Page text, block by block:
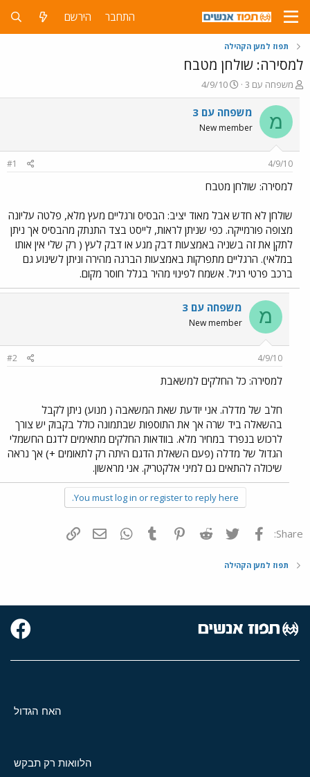
התחבר הירשם
תפוז למען הקהילה
למסירה: שולחן מטבח
פ
ו
ת
ח
ה
ו
ש
א
משפחה עם 3
פ
ו
ר
ם
ר
4/9/10
מ משפחה עם 3
New member
4/9/10
#1
למסירה: שולחן מטבח
שולחן לא חדש אבל מאוד יציב: הבסיס ורגליים מעץ מלא, פלטה עליונה
מצופה פורמייקה. כפי שניתן לראות, לייסט בצד התנתק מהבסיס אך ניתן
לתקן את זה בשניה באמצעות דבק מגע או דבק לעץ ( רק שלי אין אותו
במלאי). הרגליים מתפרקות באמצעות הברגה מהירה וניתן לשינוע גם
ברכב פרטי רגיל. אשמח לפינוי מהיר בגלל חוסר מקום.
מ משפחה עם 3
New member
4/9/10
#2
למסירה: כל החלקים למשאבת
חלב של מדלה. אני יודעת שאת המשאבה ( מנוע) ניתן לקבל
בהשאלה ביד שרה אך את התוספות שבתמונה כולל בקבוק יש צורך
לרכוש בנפרד במחיר מלא. בוודאות החלקים מתאימים לדגם החשמלי
הגדול של מדלה (פעם השאלת הדגם היתה רק לתאומים +) אך נראה
שיכולה להתאים גם למיני אלקטריק. אני מראשון.
You must log in or register to reply here.
Share: פייסבוק Twitter
Reddit
Pinterest
Tumblr
WhatsAppדואר אלקטרוני
תפוז למען הקהילה
האח הגדול
הלוואות רק תבקש